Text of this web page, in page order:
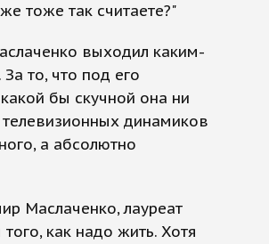
тоже так считаете?"
выходил каким-
то, что под его
бы скучной она ни
динамиков
а абсолютно
Маслаченко, лауреат
как надо жить. Хотя